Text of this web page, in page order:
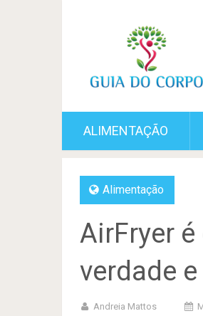
ALIMENTAÇÃO
Alimentação
AirFryer
verdade
Andreia Mattos